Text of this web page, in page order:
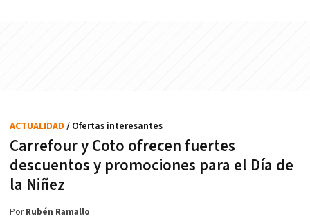
Carrefour y Coto ofrecen fuertes
descuentos y promociones para el Día de
la Niñez
ACTUALIDAD / Ofertas interesantes
PorRubén Ramallo